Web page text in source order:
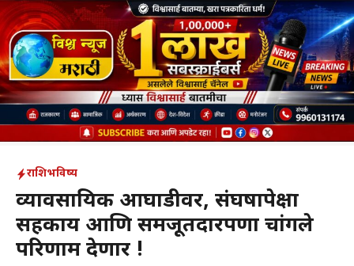
राशिभविष्य
व्यावसायिक आघाडीवर, संघर्षापेक्षा
सहकार्य आणि समजूतदारपणा चांगले
परिणाम देणार !